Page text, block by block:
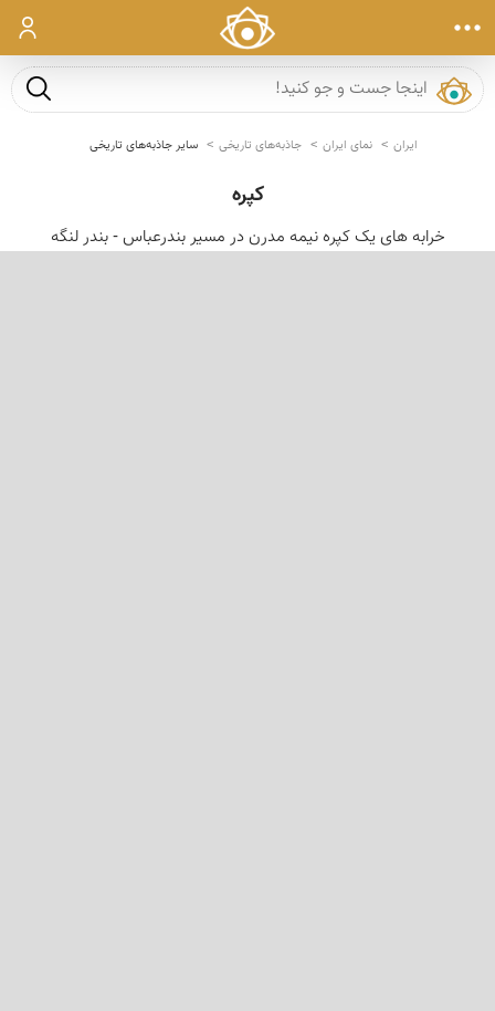
ورود
جست و
ایران نمای ایران جاذبه‌های تاریخی سایر جاذبه‌های تاریخی
کپره
خرابه های یک کپره نیمه مدرن در مسیر بندرعباس - بندر لنگه